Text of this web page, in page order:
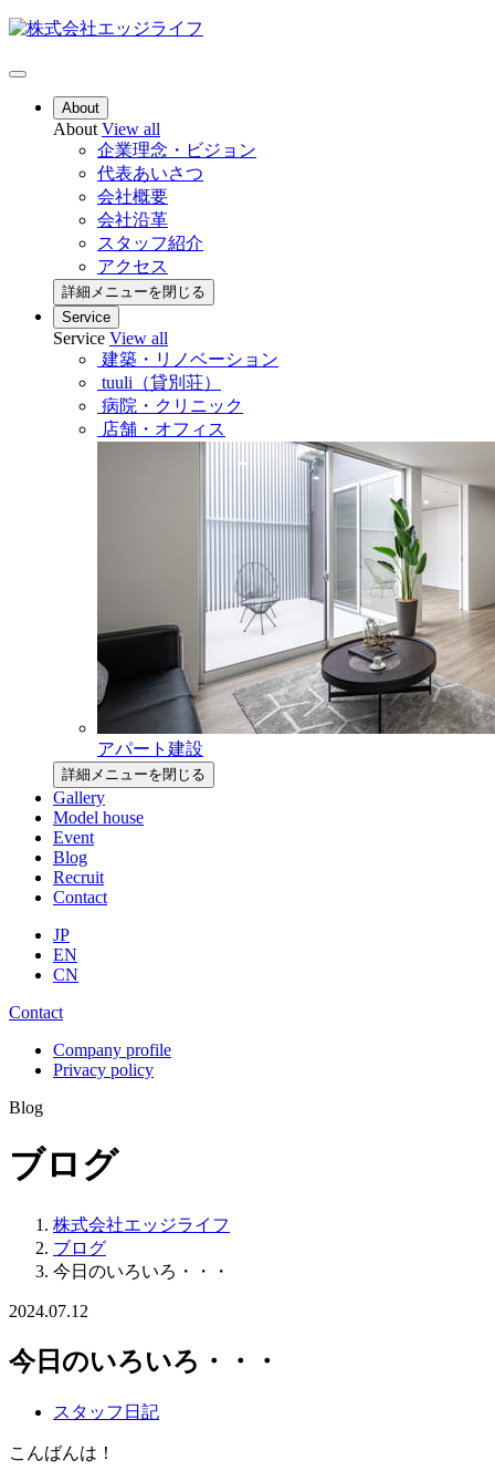
About
About View all
企業理念・ビジョン
代表あいさつ
会社概要
会社沿革
スタッフ紹介
アクセス
詳細メニューを閉じる
Service
Service View all
建築・リノベーション
tuuli（貸別荘）
病院・クリニック
店舗・オフィス
アパート建設
詳細メニューを閉じる
Gallery
Model house
Event
Blog
Recruit
Contact
JP
EN
CN
Contact
Company profile
Privacy policy
Blog
ブログ
株式会社エッジライフ
ブログ
今日のいろいろ・・・
2024.07.12
今日のいろいろ・・・
スタッフ日記
こんばんは！